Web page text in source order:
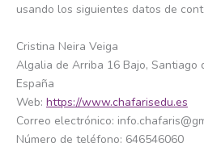
usando los siguientes datos de
Cristina Neira Veiga
Algalia de Arriba 16 Bajo, Santiago
España
Web: https://www.chafarisedu.es
Correo electrónico: info.chafaris@
Número de teléfono: 646546060